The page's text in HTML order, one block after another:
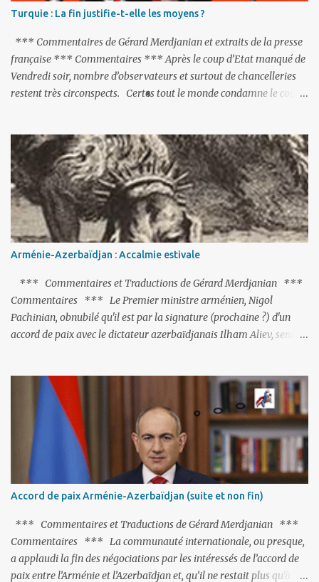
Turquie : La fin justifie-t-elle les moyens ?
*** Commentaires de Gérard Merdjanian et extraits de la presse
française *** Commentaires *** Après le coup d’Etat manqué de
Vendredi soir, nombre d’observateurs et surtout de chancelleries
restent très circonspects. Certes tout le monde condamne le coup
actions menées par le président Erdoğan, et pour certains sur la
réalisation du putsch lui-même.
Arménie-Azerbaïdjan : Accalmie estivale
*** Commentaires et Traductions de Gérard Merdjanian ***
Commentaires *** Le Premier ministre arménien, Nigol
Pachinian, obnubilé qu'il est par la signature (prochaine ?) d'un
accord de paix avec le dictateur azerbaïdjanais Ilham Aliev, serait
C'est hélas fort peu probable ; l'Histoire ou la Littérature ne sont
pas ses points forts, pas plus d'ailleurs que les négociations avec le
tandem turco-azéri. Faisant fi de tout ce qui précède la chute de
l'URSS, il est exclusivement intéressé par ce qu'il nomme «
l'Arménie réelle ». Même les trois présidents qu'ils l'ont précédés ne
trouvent pas grâce à ses yeux, les traitant de tous les noms, avant
de les traîner en justice. Et comme les politiciens ne lui suffisent
pas, il s'attaque aux dignitaires de l'Église arménienne, les...
Accord de paix Arménie-Azerbaïdjan (suite et non fin)
*** Commentaires et Traductions de Gérard Merdjanian ***
Commentaires *** La communauté internationale, ou presque,
a applaudi la fin des négociations par les intéressés de l’accord de
paix entre l’Arménie et l’Azerbaïdjan et, qu’il ne restait plus qu’à le